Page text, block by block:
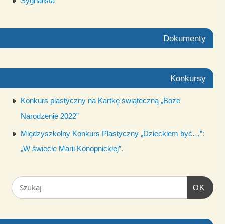
Dokumenty
Konkursy
Konkurs plastyczny na Kartkę świąteczną „Boże
Narodzenie 2022”
Międzyszkolny Konkurs Plastyczny „Dzieckiem być…”:
„W świecie Marii Konopnickiej”.
OK